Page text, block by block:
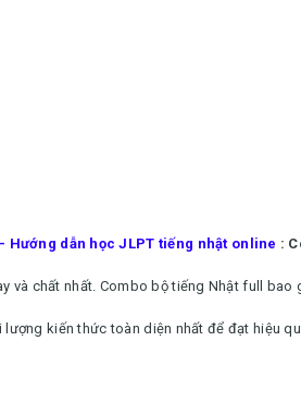
Hướng dẫn học JLPT tiếng nhật online :
và chất nhất. Combo bộ tiếng Nhật full bao
kiến thức toàn diện nhất để đạt hiệu